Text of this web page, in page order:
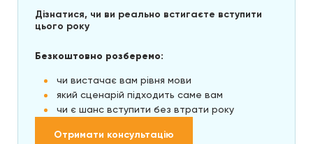
Дізнатися, чи ви реально встигаєте вступити
цього року
Безкоштовно розберемо:
чи вистачає вам рівня мови
який сценарій підходить саме вам
чи є шанс вступити без втрати року
Отримати консультацію